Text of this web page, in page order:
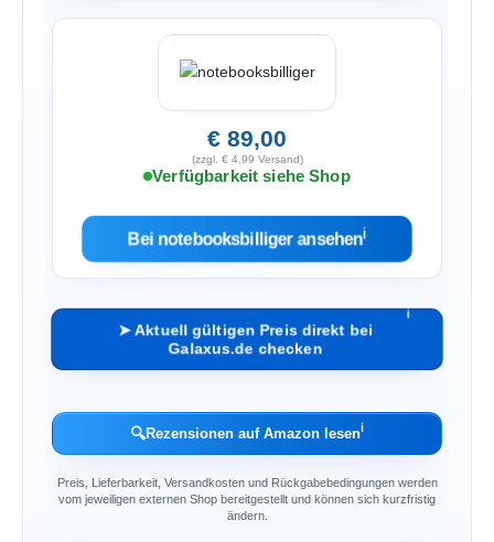
€ 89,00
(zzgl. € 4,99 Versand)
Verfügbarkeit siehe Shop
Bei notebooksbilliger ansehenℹ︎
➤ Aktuell gültigen Preis direkt bei
Galaxus.de checken
ℹ︎
🔍Rezensionen auf Amazon lesenℹ︎
Preis, Lieferbarkeit, Versandkosten und Rückgabebedingungen werden
vom jeweiligen externen Shop bereitgestellt und können sich kurzfristig
ändern.